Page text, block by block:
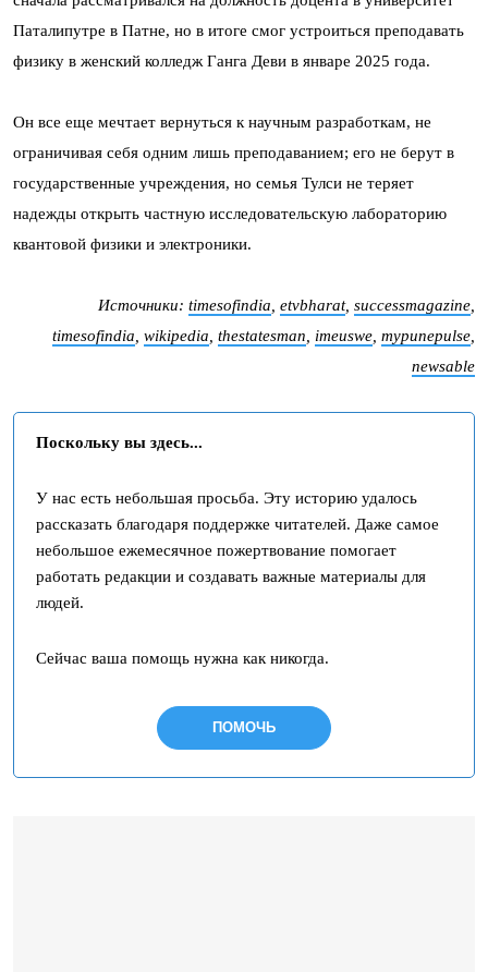
Паталипутре в Патне, но в итоге смог устроиться преподавать
физику в женский колледж Ганга Деви в январе 2025 года.
Он все еще мечтает вернуться к научным разработкам, не
ограничивая себя одним лишь преподаванием; его не берут в
государственные учреждения, но семья Тулси не теряет
надежды открыть частную исследовательскую лабораторию
квантовой физики и электроники.
Источники: timesofindia, etvbharat, successmagazine,
timesofindia, wikipedia, thestatesman, imeuswe, mypunepulse,
newsable
Поскольку вы здесь...
У нас есть небольшая просьба. Эту историю удалось
рассказать благодаря поддержке читателей. Даже самое
небольшое ежемесячное пожертвование помогает
работать редакции и создавать важные материалы для
людей.
Сейчас ваша помощь нужна как никогда.
ПОМОЧЬ